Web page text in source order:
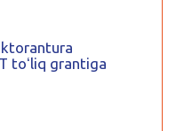
toʻliq grantiga